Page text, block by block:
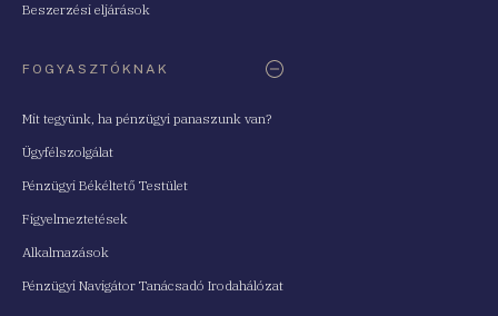
Beszerzési eljárások
FOGYASZTÓKNAK
Mit tegyünk, ha pénzügyi panaszunk van?
Ügyfélszolgálat
Pénzügyi Békéltető Testület
Figyelmeztetések
Alkalmazások
Pénzügyi Navigátor Tanácsadó Irodahálózat